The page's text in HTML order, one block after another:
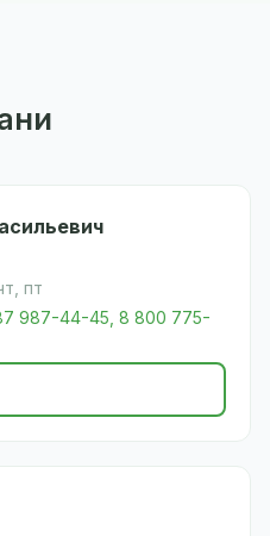
пт
987-44-45, 8 800 775-